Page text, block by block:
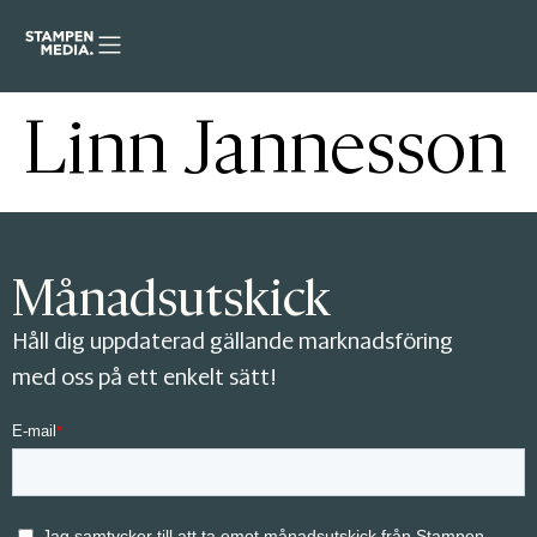
Linn Jannesson
Månadsutskick
Håll dig uppdaterad gällande marknadsföring
med oss på ett enkelt sätt!